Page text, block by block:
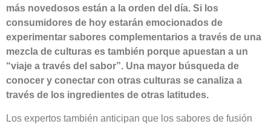
más novedosos están a la orden del día. Si los
consumidores de hoy estarán emocionados de
experimentar sabores complementarios a través de una
mezcla de culturas es también porque apuestan a un
“viaje a través del sabor”. Una mayor búsqueda de
conocer y conectar con otras culturas se canaliza a
través de los ingredientes de otras latitudes.
Los expertos también anticipan que los sabores de fusión